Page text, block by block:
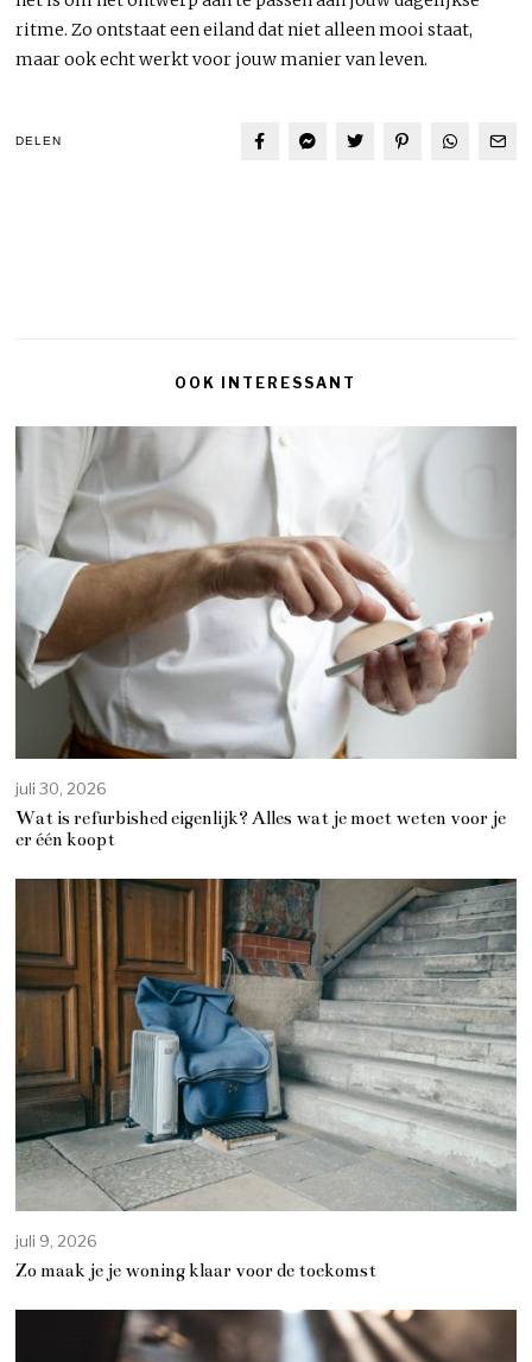
ritme. Zo ontstaat een eiland dat niet alleen mooi staat,
maar ook echt werkt voor jouw manier van leven.
DELEN
OOK INTERESSANT
juli 30, 2026
Wat is refurbished eigenlijk? Alles wat je moet weten voor je
er één koopt
juli 9, 2026
Zo maak je je woning klaar voor de toekomst